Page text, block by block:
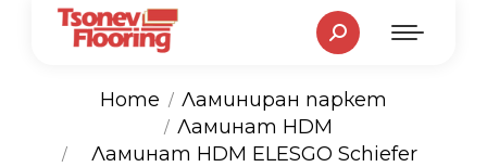
Search:
You are here:
Home
Ламиниран паркет
Ламинат HDM
Ламинат HDM ELESGO Schiefer